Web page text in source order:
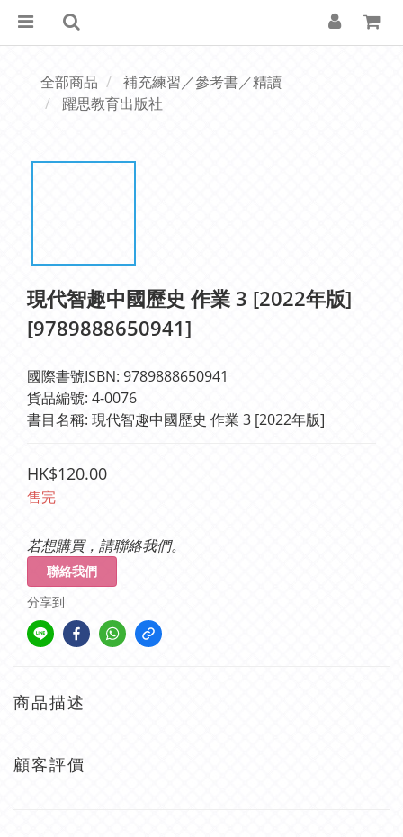
全部商品
補充練習／參考書／精讀
躍思教育出版社
現代智趣中國歷史 作業 3 [2022年版]
[9789888650941]
國際書號ISBN: 9789888650941
貨品編號: 4-0076
書目名稱: 現代智趣中國歷史 作業 3 [2022年版]
HK$120.00
售完
若想購買，請聯絡我們。
聯絡我們
分享到
商品描述
顧客評價